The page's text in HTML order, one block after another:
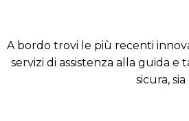
A bordo trovi le più recenti
servizi di assistenza alla guida
sicura,